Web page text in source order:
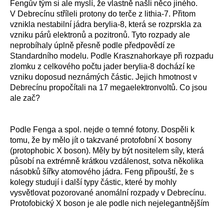
Fengův tým si ale myslí, že vlastně našli něco jiného.
V Debrecínu stříleli protony do terče z lithia-7. Přitom
vznikla nestabilní jádra berylia-8, která se rozprskla za
vzniku párů elektronů a pozitronů. Tyto rozpady ale
neprobíhaly úplně přesně podle předpovědí ze
Standardního modelu. Podle Krasznahorkaye při rozpadu
zlomku z celkového počtu jader berylia-8 dochází ke
vzniku doposud neznámých částic. Jejich hmotnost v
Debrecínu propočítali na 17 megaelektronvoltů. Co jsou
ale zač?
Podle Fenga a spol. nejde o temné fotony. Dospěli k
tomu, že by mělo jít o takzvané protofobní X bosony
(protophobic X boson). Měly by být nositelem síly, která
působí na extrémně krátkou vzdálenost, sotva několika
násobků šířky atomového jádra. Feng připouští, že s
kolegy studují i další typy částic, které by mohly
vysvětlovat pozorované anomální rozpady v Debrecínu.
Protofobický X boson je ale podle nich nejelegantnějším